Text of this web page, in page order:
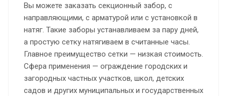
Вы можете заказать секционный забор, с
направляющими, с арматурой или с установкой в
натяг. Такие заборы устанавливаем за пару дней,
а простую сетку натягиваем в считанные часы.
Главное преимущество сетки — низкая стоимость.
Сфера применения — ограждение городских и
загородных частных участков, школ, детских
садов и других муниципальных и государственных